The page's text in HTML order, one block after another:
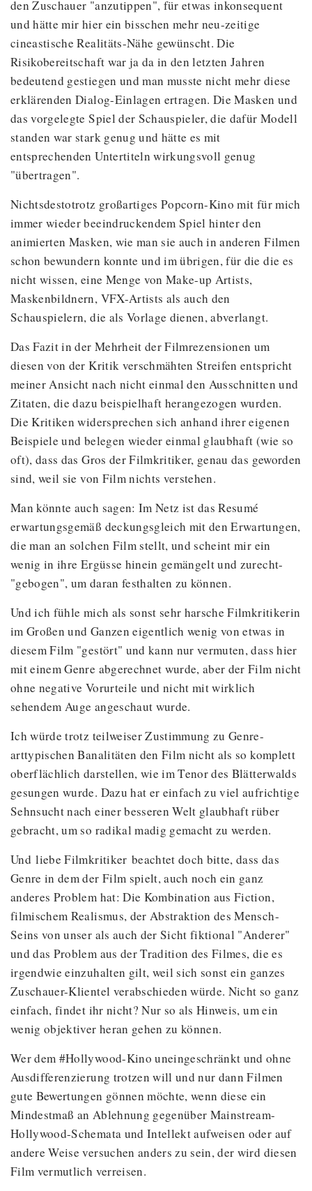
den Zuschauer "anzutippen", für etwas inkonsequent
und hätte mir hier ein bisschen mehr neu-zeitige
cineastische Realitäts-Nähe gewünscht. Die
Risikobereitschaft war ja da in den letzten Jahren
bedeutend gestiegen und man musste nicht mehr diese
erklärenden Dialog-Einlagen ertragen. Die Masken und
das vorgelegte Spiel der Schauspieler, die dafür Modell
standen war stark genug und hätte es mit
entsprechenden Untertiteln wirkungsvoll genug
"übertragen".
Nichtsdestotrotz großartiges Popcorn-Kino mit für mich
immer wieder beeindruckendem Spiel hinter den
animierten Masken, wie man sie auch in anderen Filmen
schon bewundern konnte und im übrigen, für die die es
nicht wissen, eine Menge von Make-up Artists,
Maskenbildnern, VFX-Artists als auch den
Schauspielern, die als Vorlage dienen, abverlangt.
Das Fazit in der Mehrheit der Filmrezensionen um
diesen von der Kritik verschmähten Streifen entspricht
meiner Ansicht nach nicht einmal den Ausschnitten und
Zitaten, die dazu beispielhaft herangezogen wurden.
Die Kritiken widersprechen sich anhand ihrer eigenen
Beispiele und belegen wieder einmal glaubhaft (wie so
oft), dass das Gros der Filmkritiker, genau das geworden
sind, weil sie von Film nichts verstehen.
Man könnte auch sagen: Im Netz ist das Resumé
erwartungsgemäß deckungsgleich mit den Erwartungen,
die man an solchen Film stellt, und scheint mir ein
wenig in ihre Ergüsse hinein gemängelt und zurecht-
"gebogen", um daran festhalten zu können.
Und ich fühle mich als sonst sehr harsche Filmkritikerin
im Großen und Ganzen eigentlich wenig von etwas in
diesem Film "gestört" und kann nur vermuten, dass hier
mit einem Genre abgerechnet wurde, aber der Film nicht
ohne negative Vorurteile und nicht mit wirklich
sehendem Auge angeschaut wurde.
Ich würde trotz teilweiser Zustimmung zu Genre-
arttypischen Banalitäten den Film nicht als so komplett
oberflächlich darstellen, wie im Tenor des Blätterwalds
gesungen wurde. Dazu hat er einfach zu viel aufrichtige
Sehnsucht nach einer besseren Welt glaubhaft rüber
gebracht, um so radikal madig gemacht zu werden.
Und liebe Filmkritiker beachtet doch bitte, dass das
Genre in dem der Film spielt, auch noch ein ganz
anderes Problem hat: Die Kombination aus Fiction,
filmischem Realismus, der Abstraktion des Mensch-
Seins von unser als auch der Sicht fiktional "Anderer"
und das Problem aus der Tradition des Filmes, die es
irgendwie einzuhalten gilt, weil sich sonst ein ganzes
Zuschauer-Klientel verabschieden würde. Nicht so ganz
einfach, findet ihr nicht? Nur so als Hinweis, um ein
wenig objektiver heran gehen zu können.
Wer dem #Hollywood-Kino uneingeschränkt und ohne
Ausdifferenzierung trotzen will und nur dann Filmen
gute Bewertungen gönnen möchte, wenn diese ein
Mindestmaß an Ablehnung gegenüber Mainstream-
Hollywood-Schemata und Intellekt aufweisen oder auf
andere Weise versuchen anders zu sein, der wird diesen
Film vermutlich verreisen.